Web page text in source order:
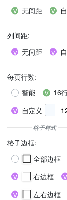
无间距
列间距:
无间距
每页行数:
智能
16
自定义
-
格子边框:
全部边框
右边框
左右边框